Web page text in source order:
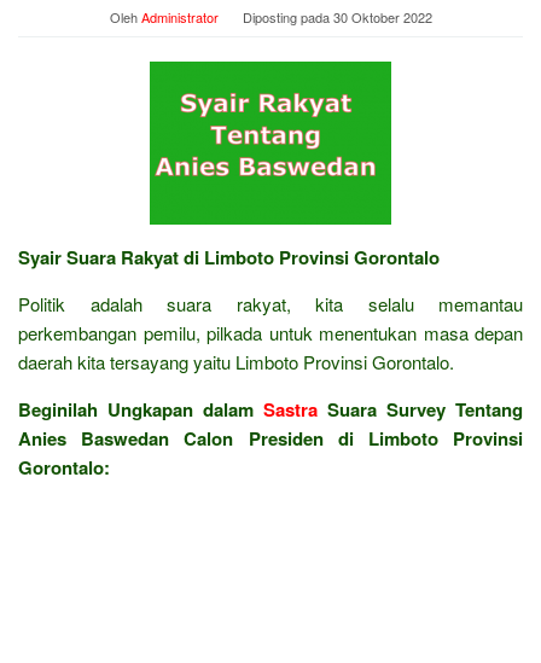
OlehAdministrator Diposting pada30 Oktober 2022
Syair Suara Rakyat di Limboto Provinsi Gorontalo
Politik adalah suara rakyat, kita selalu memantau
perkembangan pemilu, pilkada untuk menentukan masa depan
daerah kita tersayang yaitu Limboto Provinsi Gorontalo.
Beginilah Ungkapan dalam Sastra Suara Survey Tentang
Anies Baswedan Calon Presiden di Limboto Provinsi
Gorontalo: